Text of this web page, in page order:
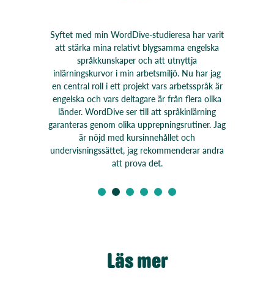
Syftet med min WordDive-studieresa har varit
att stärka mina relativt blygsamma engelska
språkkunskaper och att utnyttja
inlärningskurvor i min arbetsmiljö. Nu har jag
en central roll i ett projekt vars arbetsspråk är
engelska och vars deltagare är från flera olika
länder. WordDive ser till att språkinlärning
garanteras genom olika upprepningsrutiner. Jag
är nöjd med kursinnehållet och
undervisningssättet, jag rekommenderar andra
att prova det.
Läs mer